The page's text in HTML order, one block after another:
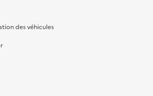
des véhicules